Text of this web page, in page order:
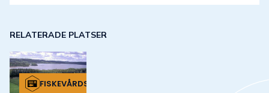
RELATERADE PLATSER
FISKEVÅRDSOMRÅDE